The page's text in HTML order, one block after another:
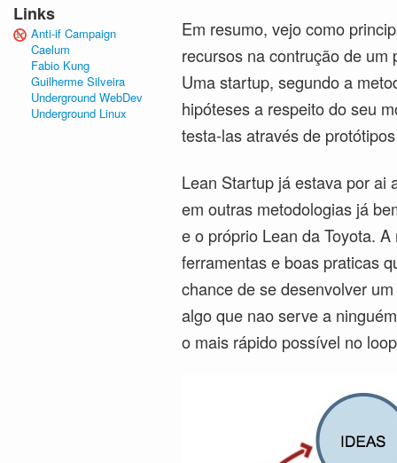
Em resumo, vejo como
recursos na contrução de
Uma startup, segundo a
hipóteses a respeito do seu
testa-las através de
Lean Startup já estava por ai
em outras metodologias já
e o próprio Lean da Toyota.
ferramentas e boas praticas
chance de se desenvolver
algo que nao serve a
o mais rápido possível no
Links
Anti-if Campaign
Caelum
Fabio Kung
Guilherme Silveira
Underground WebDev
Underground Linux